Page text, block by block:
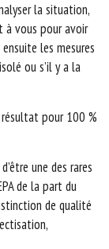
la situation,
à vous pour avoir
les mesures
ou s’il y a la
pour 100 %
une des rares
de la part du
de qualité